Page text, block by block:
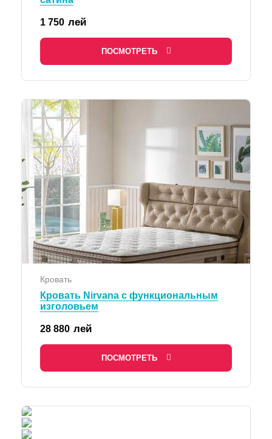
1 750 лей
ПОСМОТРЕТЬ
Кровать
Кровать Nirvana с функциональным
изголовьем
28 880 лей
ПОСМОТРЕТЬ